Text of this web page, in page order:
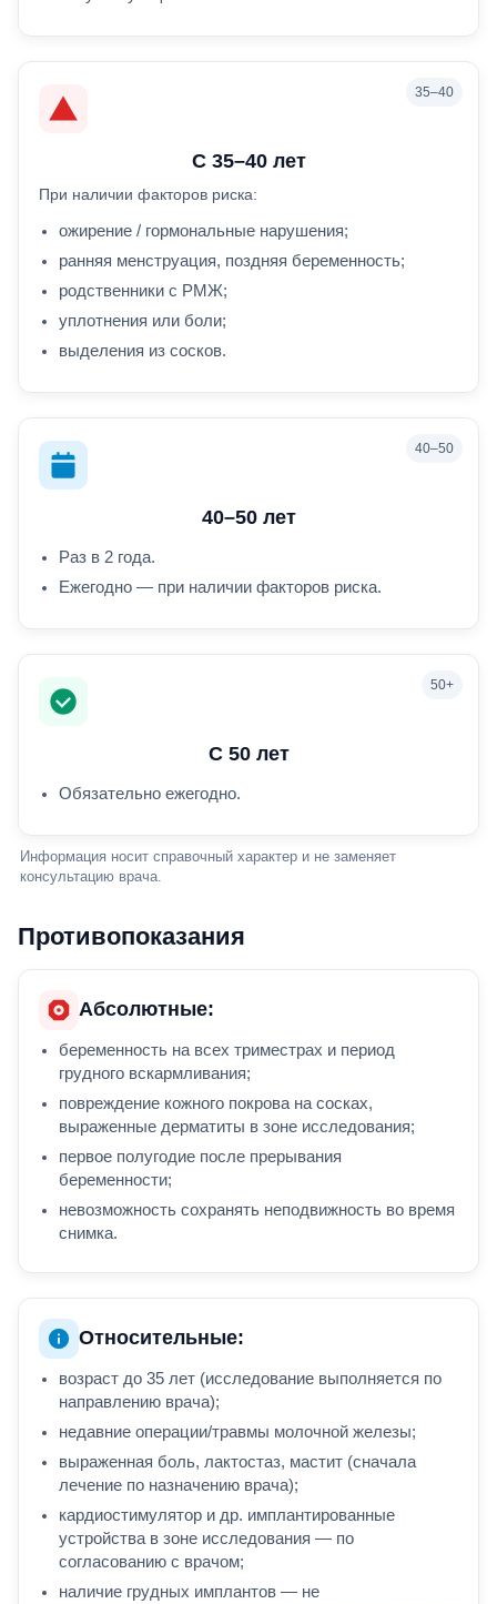
С 35–40 лет
При наличии факторов риска:
ожирение / гормональные нарушения;
ранняя менструация, поздняя беременность;
родственники с РМЖ;
уплотнения или боли;
выделения из сосков.
40–50 лет
Раз в 2 года.
Ежегодно — при наличии факторов риска.
С 50 лет
Обязательно ежегодно.
Информация носит справочный характер и не заменяет
консультацию врача.
Противопоказания
Абсолютные:
беременность на всех триместрах и период
грудного вскармливания;
повреждение кожного покрова на сосках,
выраженные дерматиты в зоне исследования;
первое полугодие после прерывания
беременности;
невозможность сохранять неподвижность во время
снимка.
Относительные:
возраст до 35 лет (исследование выполняется по
направлению врача);
недавние операции/травмы молочной железы;
выраженная боль, лактостаз, мастит (сначала
лечение по назначению врача);
кардиостимулятор и др. имплантированные
устройства в зоне исследования — по
согласованию с врачом;
наличие грудных имплантов — не